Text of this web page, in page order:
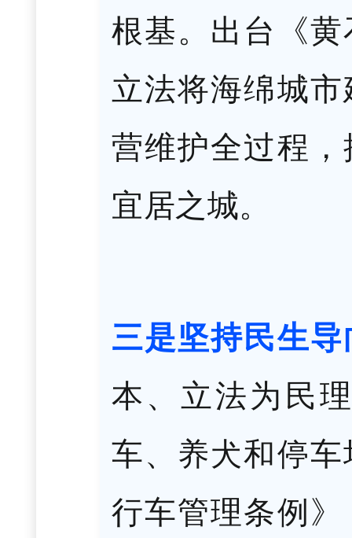
根基。出台《
立法将海绵城
营维护全过程
宜居之城。
三是坚持民生
本、立法为民
车、养犬和停
行车管理条例